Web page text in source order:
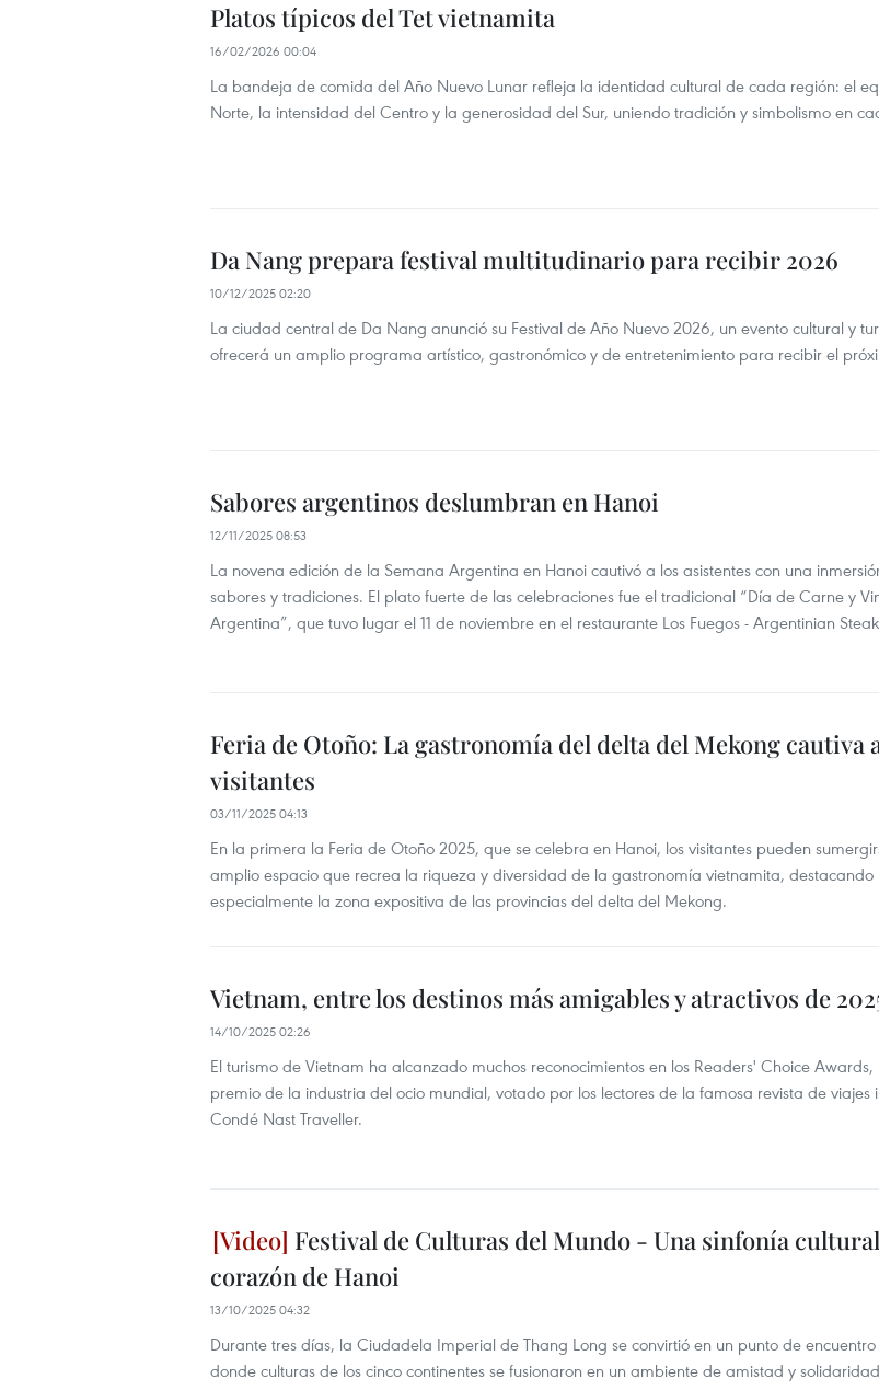
Platos típicos del Tet vietnamita
16/02/2026 00:04
La bandeja de comida del Año Nuevo Lunar refleja la identidad cultural de cada región: el
Norte, la intensidad del Centro y la generosidad del Sur, uniendo tradición y simbolismo en
Da Nang prepara festival multitudinario para recibir 2026
10/12/2025 02:20
La ciudad central de Da Nang anunció su Festival de Año Nuevo 2026, un evento cultural y
ofrecerá un amplio programa artístico, gastronómico y de entretenimiento para recibir el
Sabores argentinos deslumbran en Hanoi
12/11/2025 08:53
La novena edición de la Semana Argentina en Hanoi cautivó a los asistentes con una
sabores y tradiciones. El plato fuerte de las celebraciones fue el tradicional “Día de Carne y
Argentina”, que tuvo lugar el 11 de noviembre en el restaurante Los Fuegos - Argentinian
Feria de Otoño: La gastronomía del delta del Mekong cautiva
visitantes
03/11/2025 04:13
En la primera la Feria de Otoño 2025, que se celebra en Hanoi, los visitantes pueden
amplio espacio que recrea la riqueza y diversidad de la gastronomía vietnamita, destacando
especialmente la zona expositiva de las provincias del delta del Mekong.
Vietnam, entre los destinos más amigables y atractivos de
14/10/2025 02:26
El turismo de Vietnam ha alcanzado muchos reconocimientos en los Readers' Choice Awards,
premio de la industria del ocio mundial, votado por los lectores de la famosa revista de viajes
Condé Nast Traveller.
Festival de Culturas del Mundo - Una sinfonía
corazón de Hanoi
13/10/2025 04:32
Durante tres días, la Ciudadela Imperial de Thang Long se convirtió en un punto de
donde culturas de los cinco continentes se fusionaron en un ambiente de amistad y